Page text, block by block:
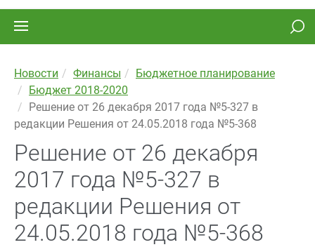
Новости Финансы
Бюджетное планирование
Бюджет 2018-2020
Решение от 26 декабря 2017 года №5-327 в
редакции Решения от 24.05.2018 года №5-368
Решение от 26 декабря
2017 года №5-327 в
редакции Решения от
24.05.2018 года №5-368